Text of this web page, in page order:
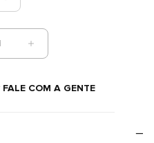
FALE COM A GENTE